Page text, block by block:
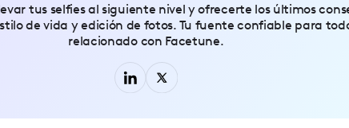
tus selfies al siguiente nivel y ofrecerte los últimos
de vida y edición de fotos. Tu fuente confiable para
relacionado con Facetune.